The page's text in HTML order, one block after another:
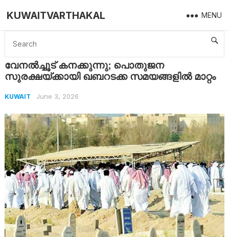
KUWAITVARTHAKAL MENU
Home Kuwait
വേനൽച്ചൂട് കനക്കുന്നു; പൊതുജന
സുരക്ഷയ്ക്കായി ഖബറടക്ക സമയങ്ങളിൽ മാറ്റം
KUWAIT June 3, 2026